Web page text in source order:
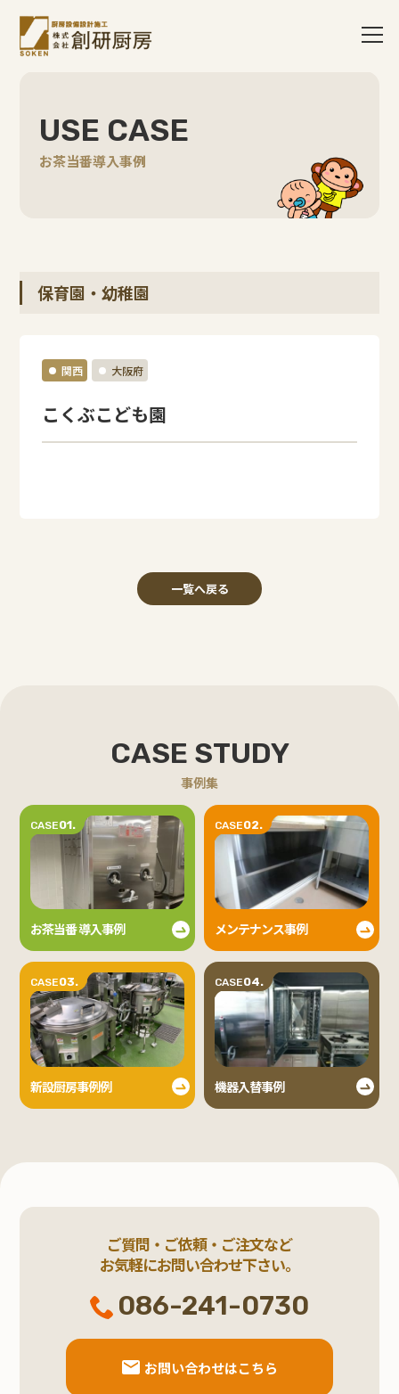
USE CASE
お茶当番導入事例
保育園・幼稚園
関西 大阪府
こくぶこども園
一覧へ戻る
CASE STUDY
事例集
CASE01.
お茶当番 導入事例
CASE02.
メンテナンス事例
CASE03.
新設厨房事例例
CASE04.
機器入替事例
ご質問・ご依頼・ご注文など
お気軽にお問い合わせ下さい。
086-241-0730
お問い合わせはこちら